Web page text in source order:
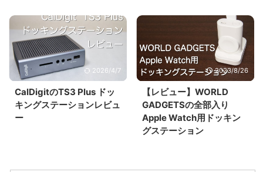
2026/4/7
CalDigitのTS3 Plus ドッ
キングステーションレビュ
ー
2023/8/26
【レビュー】WORLD
GADGETSの全部入り
Apple Watch用ドッキン
グステーション